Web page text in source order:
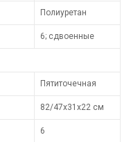
Полиуретан
6; сдвоенные
Пятиточечная
82/47х31х22 см
6